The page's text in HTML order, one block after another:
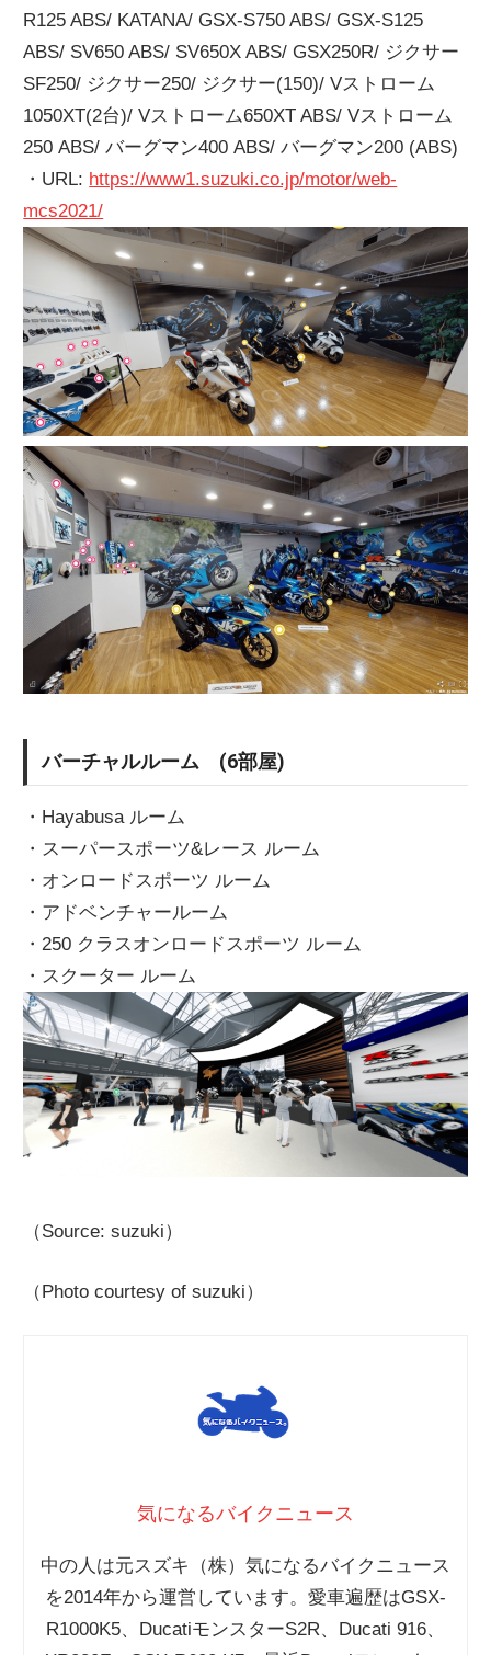
R125 ABS/ KATANA/ GSX-S750 ABS/ GSX-S125
ABS/ SV650 ABS/ SV650X ABS/ GSX250R/ ジクサー
SF250/ ジクサー250/ ジクサー(150)/ Vストローム
1050XT(2台)/ Vストローム650XT ABS/ Vストローム
250 ABS/ バーグマン400 ABS/ バーグマン200 (ABS)
・URL: https://www1.suzuki.co.jp/motor/web-
mcs2021/
バーチャルルーム (6部屋)
・Hayabusa ルーム
・スーパースポーツ&レース ルーム
・オンロードスポーツ ルーム
・アドベンチャールーム
・250 クラスオンロードスポーツ ルーム
・スクーター ルーム
（Source: suzuki）
（Photo courtesy of suzuki）
気になるバイクニュース
中の人は元スズキ（株）気になるバイクニュース
を2014年から運営しています。愛車遍歴はGSX-
R1000K5、DucatiモンスターS2R、Ducati 916、